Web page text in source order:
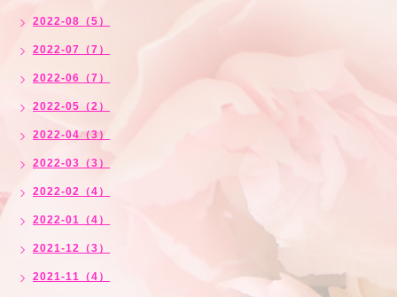
2022-08（5）
2022-07（7）
2022-06（7）
2022-05（2）
2022-04（3）
2022-03（3）
2022-02（4）
2022-01（4）
2021-12（3）
2021-11（4）